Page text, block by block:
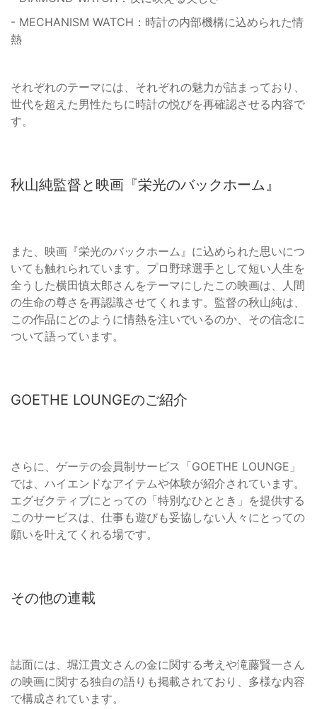
- MECHANISM WATCH：時計の内部機構に込められた情
熱
それぞれのテーマには、それぞれの魅力が詰まっており、
世代を超えた男性たちに時計の悦びを再確認させる内容で
す。
秋山純監督と映画『栄光のバックホーム』
また、映画『栄光のバックホーム』に込められた思いにつ
いても触れられています。プロ野球選手として短い人生を
全うした横田慎太郎さんをテーマにしたこの映画は、人間
の生命の尊さを再認識させてくれます。監督の秋山純は、
この作品にどのように情熱を注いでいるのか、その信念に
ついて語っています。
GOETHE LOUNGEのご紹介
さらに、ゲーテの会員制サービス「GOETHE LOUNGE」
では、ハイエンドなアイテムや体験が紹介されています。
エグゼクティブにとっての「特別なひととき」を提供する
このサービスは、仕事も遊びも妥協しない人々にとっての
願いを叶えてくれる場です。
その他の連載
誌面には、堀江貴文さんの金に関する考えや滝藤賢一さん
の映画に関する独自の語りも掲載されており、多様な内容
で構成されています。